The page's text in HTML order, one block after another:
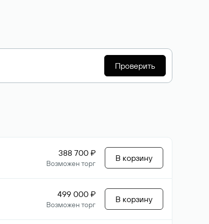
Проверить
388 700 ₽
Возможен торг
В корзину
499 000 ₽
Возможен торг
В корзину